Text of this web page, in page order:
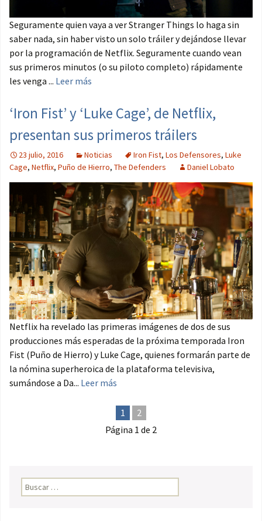
Seguramente quien vaya a ver Stranger Things lo haga sin
saber nada, sin haber visto un solo tráiler y dejándose llevar
por la programación de Netflix. Seguramente cuando vean
sus primeros minutos (o su piloto completo) rápidamente
les venga ... Leer más
‘Iron Fist’ y ‘Luke Cage’, de Netflix,
presentan sus primeros tráilers
23 julio, 2016 Noticias Iron Fist, Los Defensores, Luke
Cage, Netflix, Puño de Hierro, The Defenders Daniel Lobato
Netflix ha revelado las primeras imágenes de dos de sus
producciones más esperadas de la próxima temporada Iron
Fist (Puño de Hierro) y Luke Cage, quienes formarán parte de
la nómina superheroica de la plataforma televisiva,
sumándose a Da... Leer más
1
2
Página 1 de 2
Buscar: